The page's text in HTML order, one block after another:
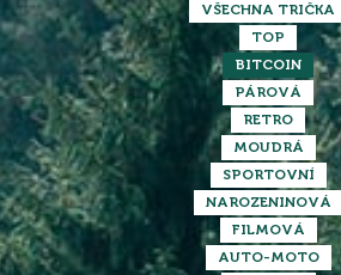
VŠECHNA TRIČKA
TOP
BITCOIN
PÁROVÁ
RETRO
MOUDRÁ
SPORTOVNÍ
NAROZENINOVÁ
FILMOVÁ
AUTO-MOTO